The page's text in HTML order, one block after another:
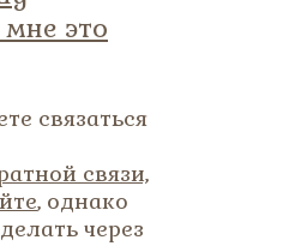
это
связаться
связи,
, однако
через